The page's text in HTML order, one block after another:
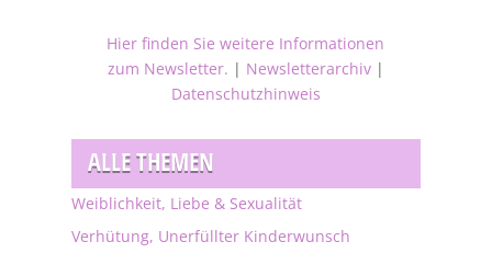
Hier finden Sie weitere Informationen
zum Newsletter. | Newsletterarchiv|
Datenschutzhinweis
ALLE THEMEN
Weiblichkeit, Liebe & Sexualität
Verhütung, Unerfüllter Kinderwunsch